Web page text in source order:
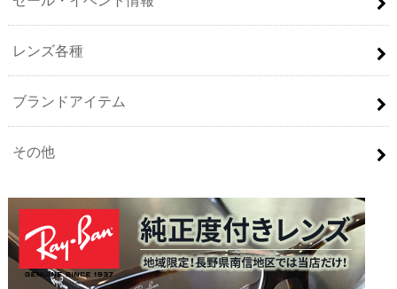
レンズ各種
ブランドアイテム
その他